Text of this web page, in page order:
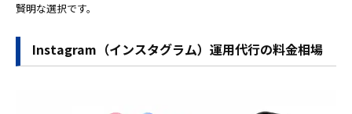
賢明な選択です。
Instagram（インスタグラム）運用代行の料金相場